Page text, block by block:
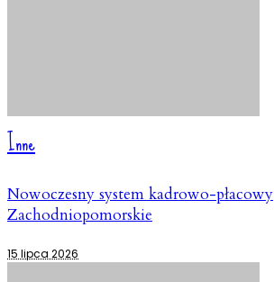
Inne
Nowoczesny system kadrowo-płacowy
Zachodniopomorskie
15 lipca 2026